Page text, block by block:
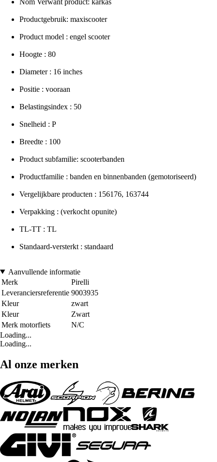
Productgebruik: maxiscooter
Product model : engel scooter
Hoogte : 80
Diameter : 16 inches
Positie : vooraan
Belastingsindex : 50
Snelheid : P
Breedte : 100
Product subfamilie: scooterbanden
Productfamilie : banden en binnenbanden (gemotoriseerd)
Vergelijkbare producten : 156176, 163744
Verpakking : (verkocht opunite)
TL-TT : TL
Standaard-versterkt : standaard
Aanvullende informatie
Merk
Pirelli
Leveranciersreferentie 9003935
Kleur
zwart
Kleur
Zwart
Merk motorfiets
N/C
Loading...
Loading...
Al onze merken